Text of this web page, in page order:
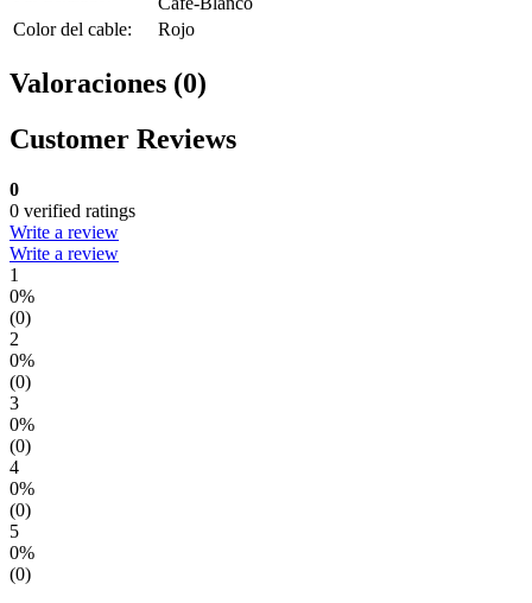
Color del cable:
Rojo
Valoraciones (0)
Customer Reviews
0
0 verified ratings
Write a review
Write a review
1
0%
(0)
2
0%
(0)
3
0%
(0)
4
0%
(0)
5
0%
(0)